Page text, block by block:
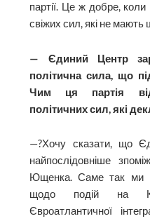
партії. Це ж добре,
свіжих сил, які не
— Єдиний Центр
політична сила, що
Чим ця партія
політичних сил, які
—?Хочу сказати, що
найпослідовніше
Ющенка. Саме так ми
щодо подій на
Євроатлантичної